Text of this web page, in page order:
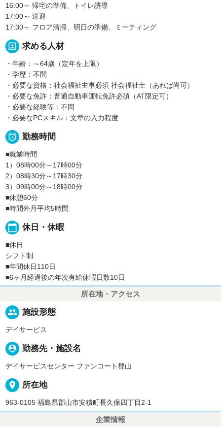
16:00～ 帰宅の準備、トイレ誘導
17:00～ 送迎
17:30～ フロア清掃、明日の準備、ミーティング
portrait 求める人材
・年齢：～64歳（定年を上限）
・学歴：不問
・必要な資格：社会福祉主事必須 社会福祉士（あれば尚可）
・必要な免許：普通自動車運転免許必須（AT限定可）
・必要な経験等：不問
・必要なPCスキル：文章の入力程度
 勤務時間
■就業時間
1）08時00分～17時00分
2）08時30分～17時30分
3）09時00分～18時00分
■休憩60分
■時間外月平均5時間
calendar_today 休日・休暇
■休日
シフト制
■年間休日110日
■6ヶ月経過後の年次有給休暇日数10日
所在地・アクセス
people 施設形態
デイサービス
person_pin 勤務先・施設名
デイサービスセンター ファンコート郡山
place 所在地
963-0105 福島県郡山市安積町長久保四丁目2-1
企業情報